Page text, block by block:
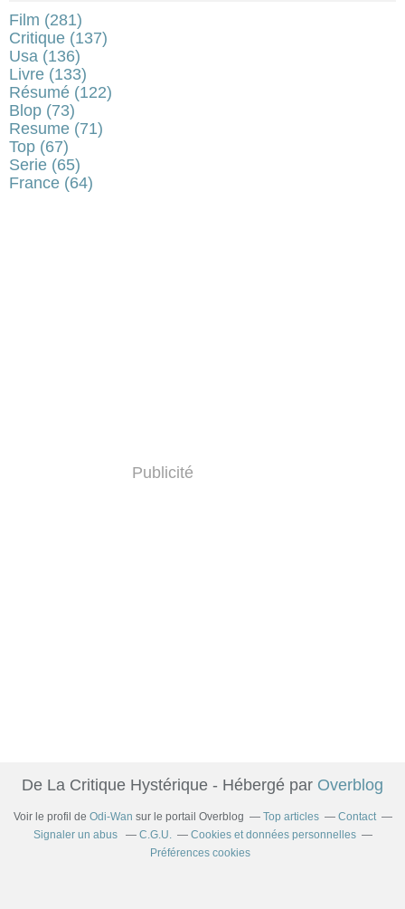
Film (281)
Critique (137)
Usa (136)
Livre (133)
Résumé (122)
Blop (73)
Resume (71)
Top (67)
Serie (65)
France (64)
Publicité
De La Critique Hystérique - Hébergé par Overblog
Voir le profil de Odi-Wan sur le portail Overblog Top articles
Contact
Signaler un abus
C.G.U.
Cookies et données personnelles
Préférences cookies